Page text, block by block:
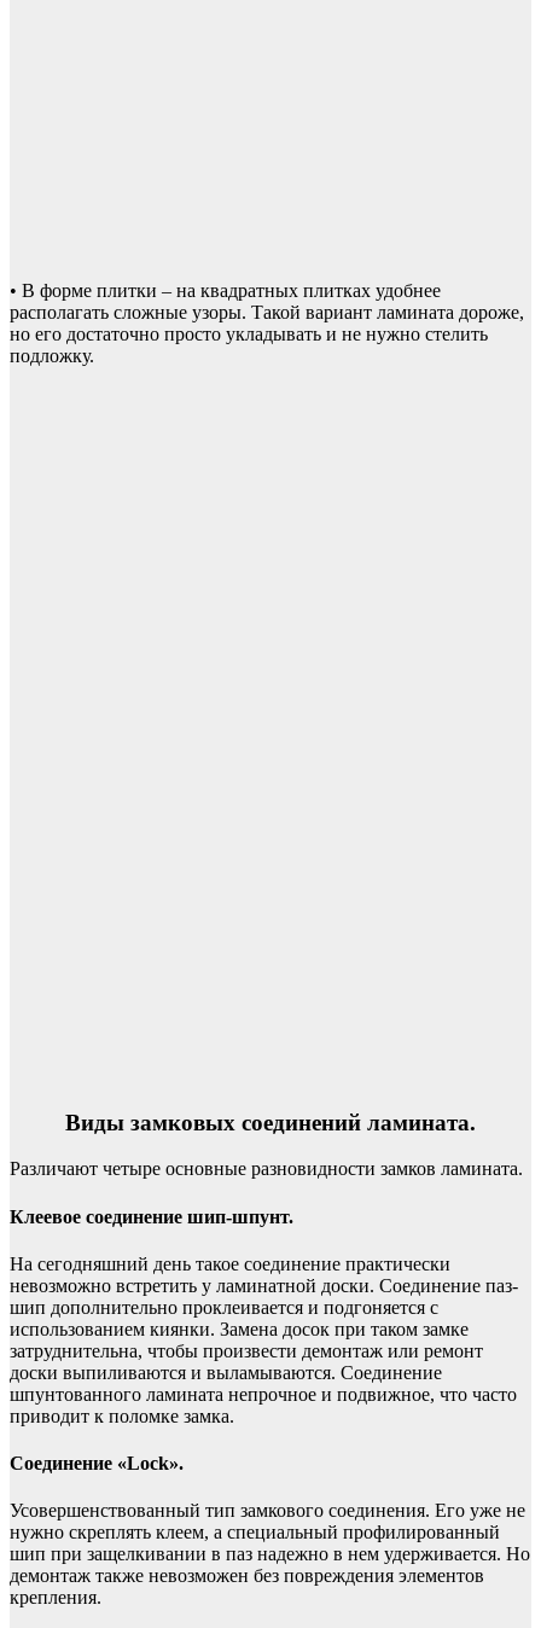
• В форме плитки – на квадратных плитках удобнее
располагать сложные узоры. Такой вариант ламината дороже,
но его достаточно просто укладывать и не нужно стелить
подложку.
Виды замковых соединений ламината.
Различают четыре основные разновидности замков ламината.
Клеевое соединение шип-шпунт.
На сегодняшний день такое соединение практически
невозможно встретить у ламинатной доски. Соединение паз-
шип дополнительно проклеивается и подгоняется с
использованием киянки. Замена досок при таком замке
затруднительна, чтобы произвести демонтаж или ремонт
доски выпиливаются и выламываются. Соединение
шпунтованного ламината непрочное и подвижное, что часто
приводит к поломке замка.
Соединение «Lock».
Усовершенствованный тип замкового соединения. Его уже не
нужно скреплять клеем, а специальный профилированный
шип при защелкивании в паз надежно в нем удерживается. Но
демонтаж также невозможен без повреждения элементов
крепления.